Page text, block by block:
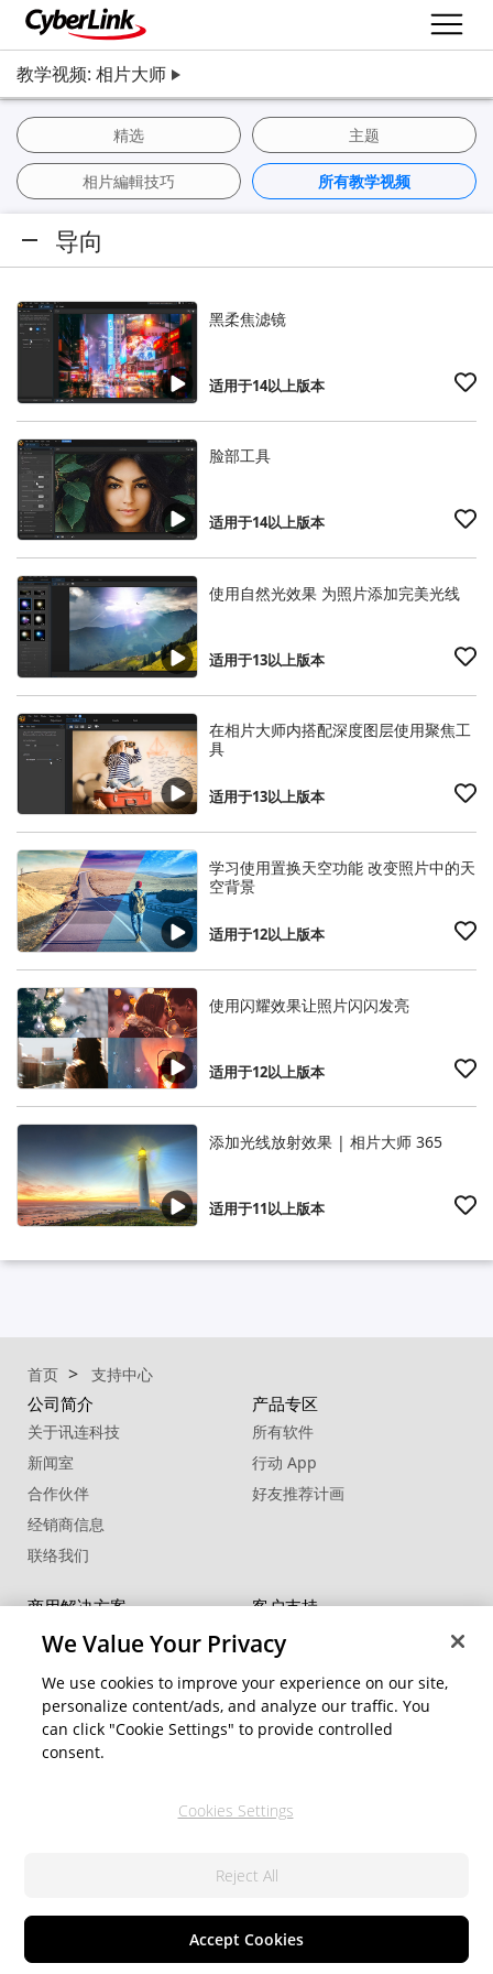
教学视频: 相片大师
精选 主题
相片編輯技巧 所有教学视频
导向
黑柔焦滤镜
适用于14以上版本
脸部工具
适用于14以上版本
使用自然光效果 为照片添加完美光线
适用于13以上版本
在相片大师内搭配深度图层使用聚焦工
具
适用于13以上版本
学习使用置换天空功能 改变照片中的天
空背景
适用于12以上版本
使用闪耀效果让照片闪闪发亮
适用于12以上版本
添加光线放射效果 | 相片大师 365
适用于11以上版本
首页 支持中心
公司简介
关于讯连科技
新闻室
合作伙伴
经销商信息
联络我们
产品专区
所有软件
行动 App
好友推荐计画
商用解决方案
FaceMe®SDK
客户支持
支持中心
软件更新
教学中心
社交网络资源
We Value Your Privacy
We use cookies to improve your experience on our site,
personalize content/ads, and analyze our traffic. You
can click "Cookie Settings" to provide controlled
consent.
Cookies Settings
Reject All
Accept Cookies